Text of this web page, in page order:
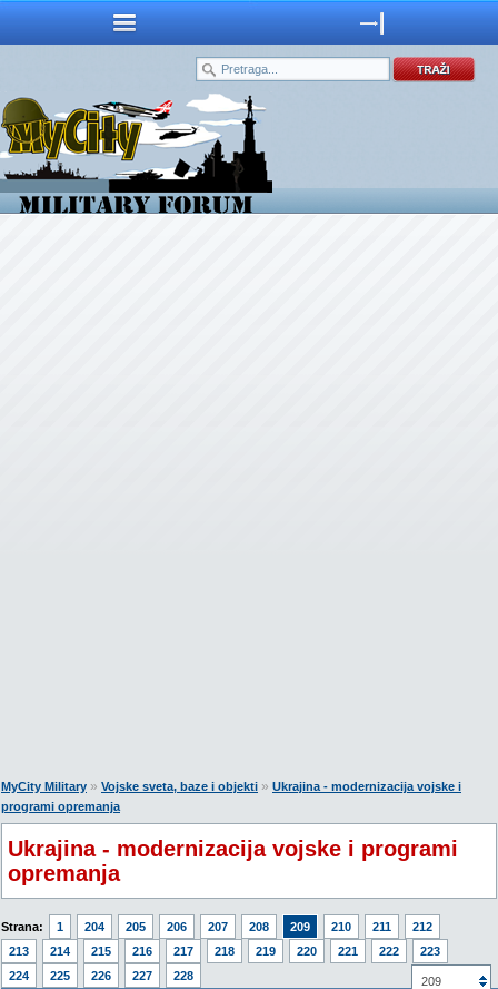
MyCity Military » Vojske sveta, baze i objekti » Ukrajina - modernizacija vojske i
programi opremanja
Ukrajina - modernizacija vojske i programi
opremanja
Strana: 1 204 205 206 207 208 209 210 211
212
213
214 215 216 217 218 219 220 221 222
223
224
225 226 227 228 209